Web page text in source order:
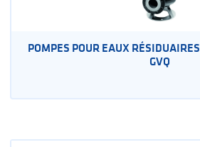
POMPES POUR EAUX
GVQ